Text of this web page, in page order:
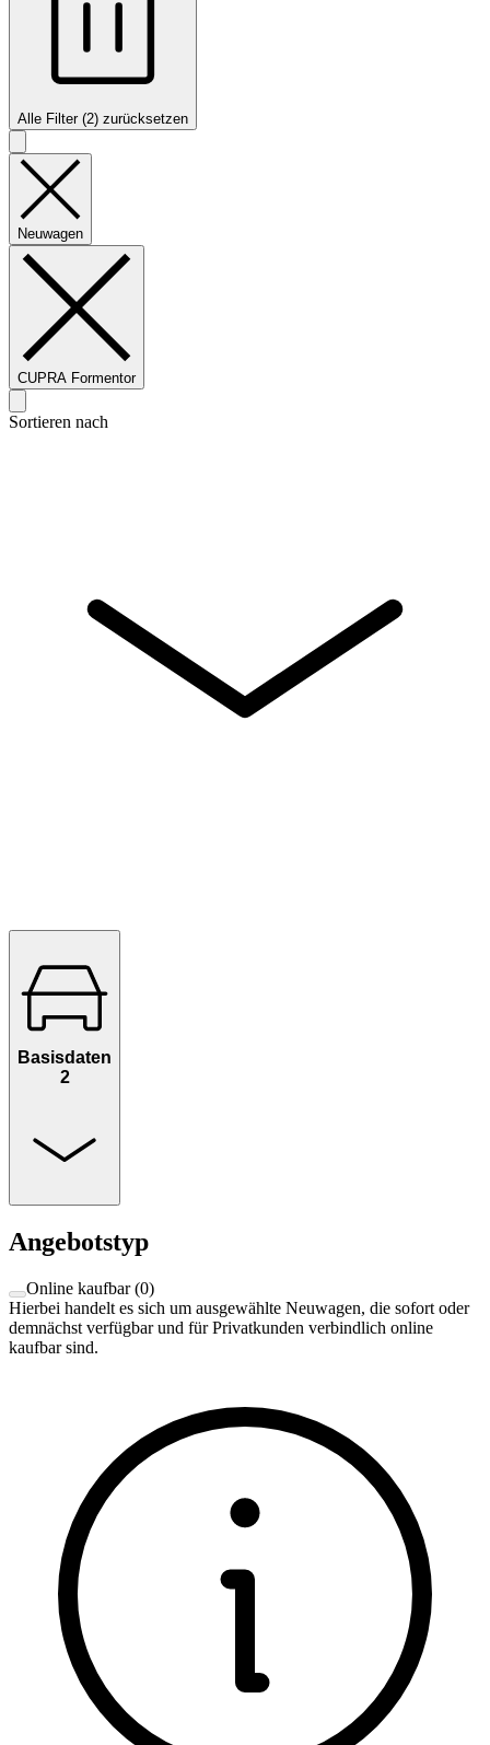
Alle Filter (2) zurücksetzen
Neuwagen
CUPRA Formentor
Sortieren nach
Basisdaten
2
Angebotstyp
Online kaufbar(0)
Hierbei handelt es sich um ausgewählte Neuwagen, die sofort oder
demnächst verfügbar und für Privatkunden verbindlich online
kaufbar sind.